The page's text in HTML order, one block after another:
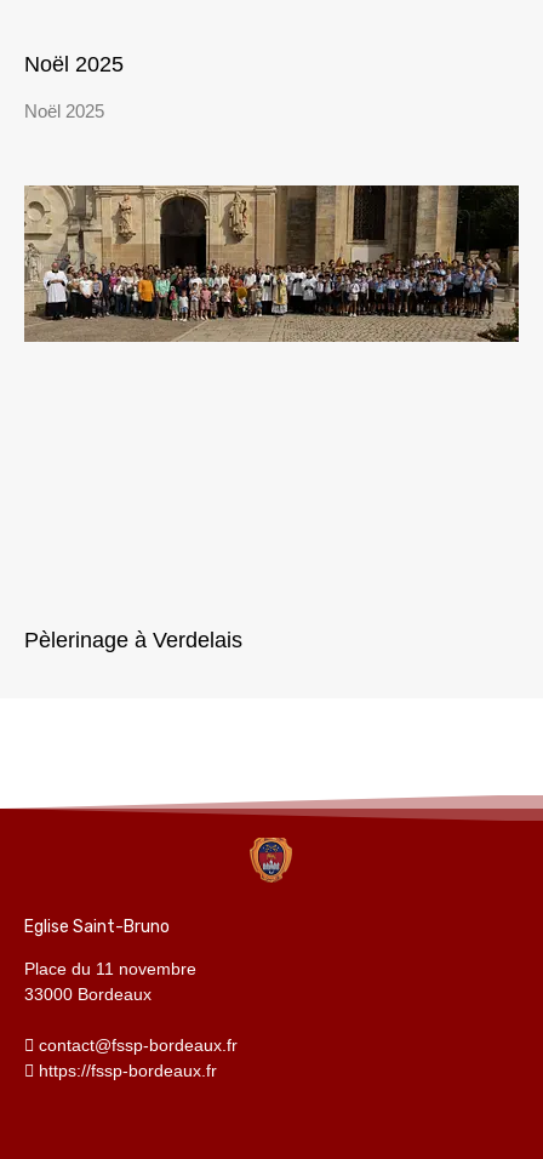
Noël 2025
Noël 2025
Pèlerinage à Verdelais
Eglise Saint-Bruno
Place du 11 novembre
33000 Bordeaux
contact@fssp-bordeaux.fr
https://fssp-bordeaux.fr